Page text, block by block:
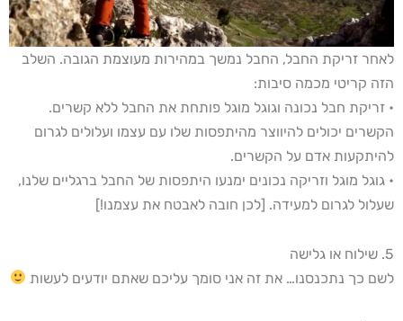
לאחר זריקת החבל, החבל נמשך במהירות מעוצמת הגובה. השלב
הזה קריטי מכמה סיבות:
• זריקת חבל נכונה וגוגל מוגל פותחת את החבל ללא קשרים.
הקשרים יכולים להיווצר מהיתפסות שלו עם עצמו ועלולים לגרום
להיתקעות אדם על הקשרים.
• גוגל מוגל וזריקה נכונים ימנעו היתפסות של החבל ברגליים שלנו,
שעלול לגרום למעידה. [לכן חובה לאבטח את עצמנו!]
5. שילוח או גלישה
לשם כך נתכנסנו… את זה אני סומך עליכם שאתם יודעים לעשות